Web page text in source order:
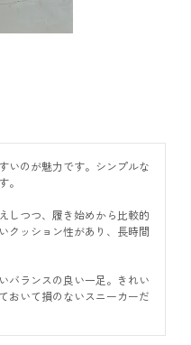
いのが魅力です。シンプルな
。
しつつ、履き始めから比較的
クッション性があり、長時間
バランスの良い一足。きれい
おいて損のないスニーカーだ